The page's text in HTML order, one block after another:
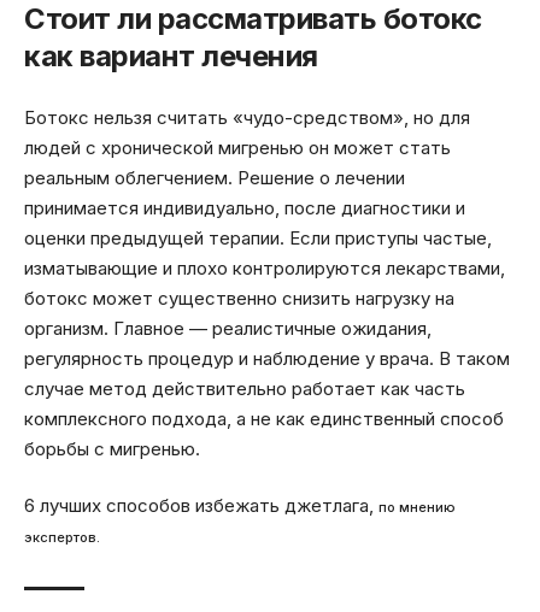
Стоит ли рассматривать ботокс
как вариант лечения
Ботокс нельзя считать «чудо-средством», но для
людей с хронической мигренью он может стать
реальным облегчением. Решение о лечении
принимается индивидуально, после диагностики и
оценки предыдущей терапии. Если приступы частые,
изматывающие и плохо контролируются лекарствами,
ботокс может существенно снизить нагрузку на
организм. Главное — реалистичные ожидания,
регулярность процедур и наблюдение у врача. В таком
случае метод действительно работает как часть
комплексного подхода, а не как единственный способ
борьбы с мигренью.
6 лучших способов избежать джетлага, по мнению
экспертов.